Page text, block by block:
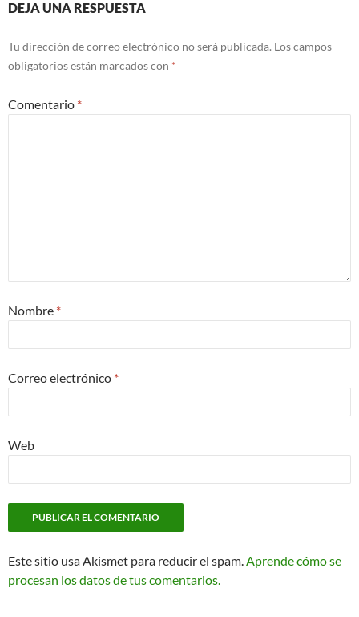
DEJA UNA RESPUESTA
Tu dirección de correo electrónico no será publicada. Los campos
obligatorios están marcados con *
Comentario *
Nombre *
Correo electrónico *
Web
Este sitio usa Akismet para reducir el spam.Aprende cómo se
procesan los datos de tus comentarios.